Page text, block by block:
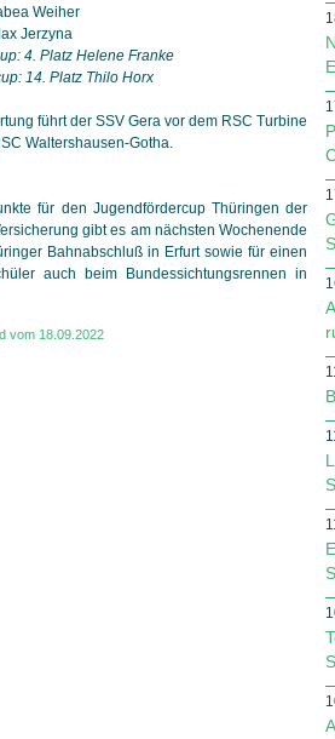
Weiher
Jerzyna
4. Platz Helene Franke
14. Platz Thilo Horx
führt der SSV Gera vor dem RSC Turbine
Wal­ters­hausen-Gotha.
für den Jugendfördercup Thüringen der
gibt es am näch­sten Wochen­en­de
Bahn­abschluß in Erfurt sowie für einen
auch beim Bundes­sich­tungs­ren­nen in
vom 18.09.2022